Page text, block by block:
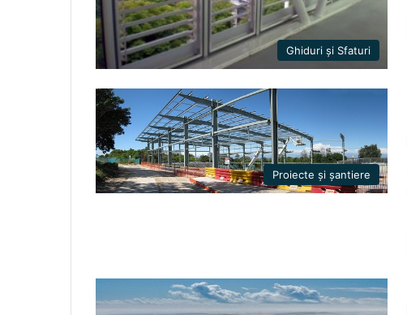
Ghiduri și Sfaturi
Proiecte și șantiere